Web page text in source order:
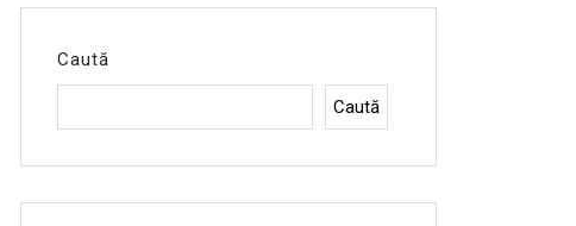
Caută
Caută